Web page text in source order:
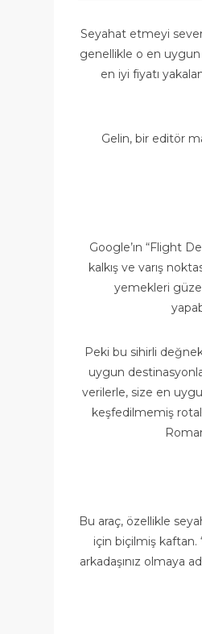
Seyahat etmeyi
genellikle o en uygun
en iyi fiyatı
Gelin, bir editör
Google’ın “Flight
kalkış ve varış
yemekleri
Peki bu sihirli değnek
uygun
verilerle, size en
keşfedilmemiş
Bu araç, özellikle
için biçilmiş
arkadaşınız olmaya